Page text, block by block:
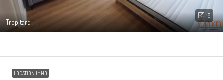
8
Trop tard !
LOCATION IMMO